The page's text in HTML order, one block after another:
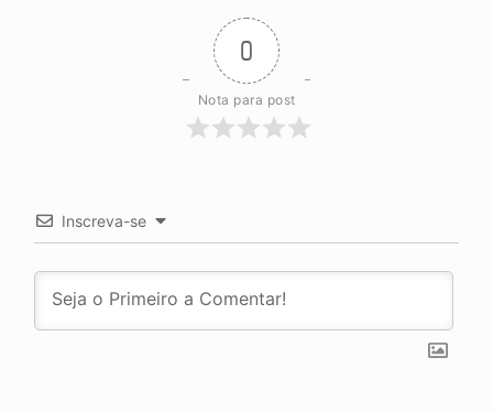
0
Nota para post
Inscreva-se